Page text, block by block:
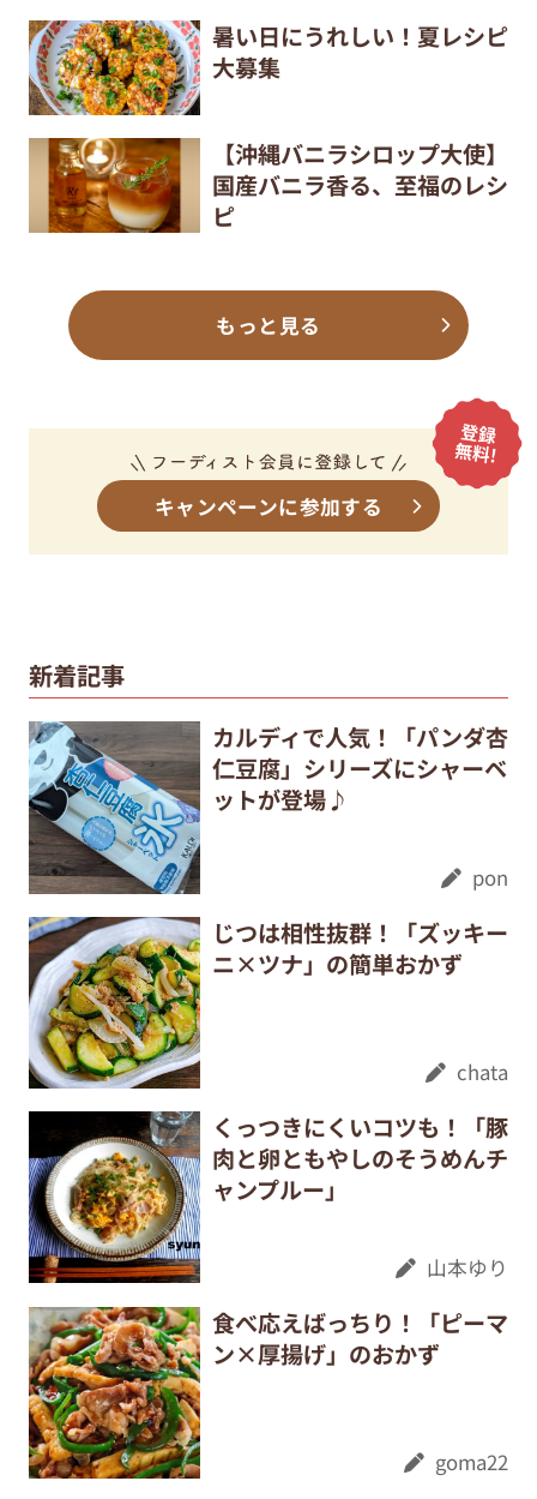
暑い日にうれしい！夏レシピ
大募集
【沖縄バニラシロップ大使】
国産バニラ香る、至福のレシ
ピ
もっと見る
キャンペーンに参加する
新着記事
カルディで人気！「パンダ杏
仁豆腐」シリーズにシャーベ
ットが登場♪
pon
じつは相性抜群！「ズッキー
ニ×ツナ」の簡単おかず
chata
くっつきにくいコツも！「豚
肉と卵ともやしのそうめんチ
ャンプルー」
山本ゆり
食べ応えばっちり！「ピーマ
ン×厚揚げ」のおかず
goma22